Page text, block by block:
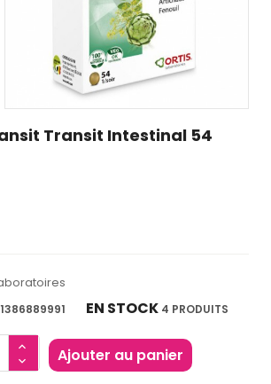
Transit Intestinal 54
EN STOCK 4 PRODUITS
Ajouter au panier